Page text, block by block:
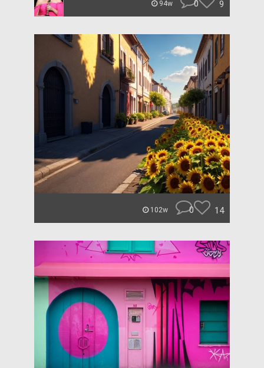
94w 0 9
102w 0 14